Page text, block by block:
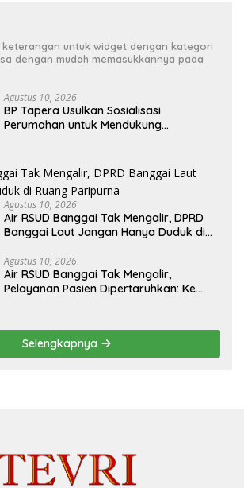
untuk widget dengan kategori
dengan mudah memasukkannya pada
Agustus 10, 2026
BP Tapera Usulkan Sosialisasi
Perumahan untuk Mendukung
Agustus 10, 2026
Air RSUD Banggai Tak Mengalir, DPRD
Banggai Laut Jangan Hanya Duduk di
Agustus 10, 2026
Air RSUD Banggai Tak Mengalir,
Pelayanan Pasien Dipertaruhkan: Ke
Selengkapnya